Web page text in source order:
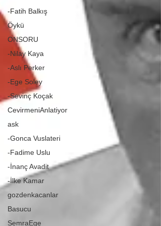
-Fatih Balkış
Öykü
ONSORU
-Nilay Kaya
-Aslı Perker
-Ege Soley
-Sevinç Koçak
CevirmeniAnlatiyor
ask
-Gonca Vuslateri
-Fadime Uslu
-İnanç Avadit
-İlke Kamar
gozdenkacanlar
Basucu
SemraEge